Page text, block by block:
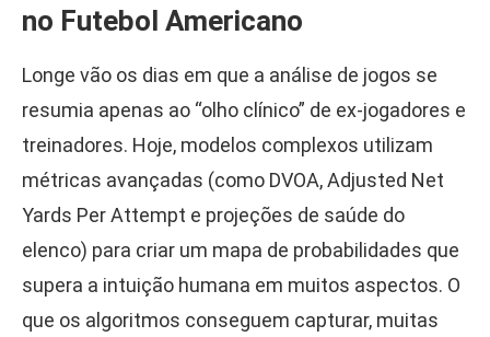
no Futebol Americano
Longe vão os dias em que a análise de jogos se
resumia apenas ao “olho clínico” de ex-jogadores e
treinadores. Hoje, modelos complexos utilizam
métricas avançadas (como DVOA, Adjusted Net
Yards Per Attempt e projeções de saúde do
elenco) para criar um mapa de probabilidades que
supera a intuição humana em muitos aspectos. O
que os algoritmos conseguem capturar, muitas